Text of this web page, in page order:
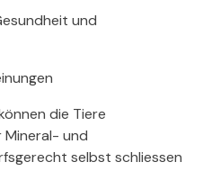
und
die Tiere
Mineral- und
selbst schliessen